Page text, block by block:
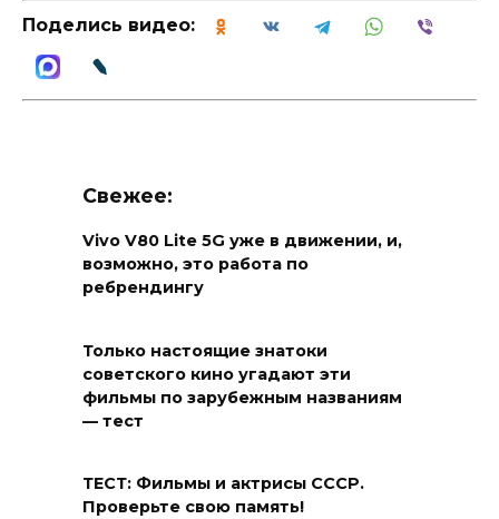
Поделись видео:
Свежее:
Vivo V80 Lite 5G уже в движении, и,
возможно, это работа по
ребрендингу
Только настоящие знатоки
советского кино угадают эти
фильмы по зарубежным названиям
— тест
ТЕСТ: Фильмы и актрисы СССР.
Проверьте свою память!